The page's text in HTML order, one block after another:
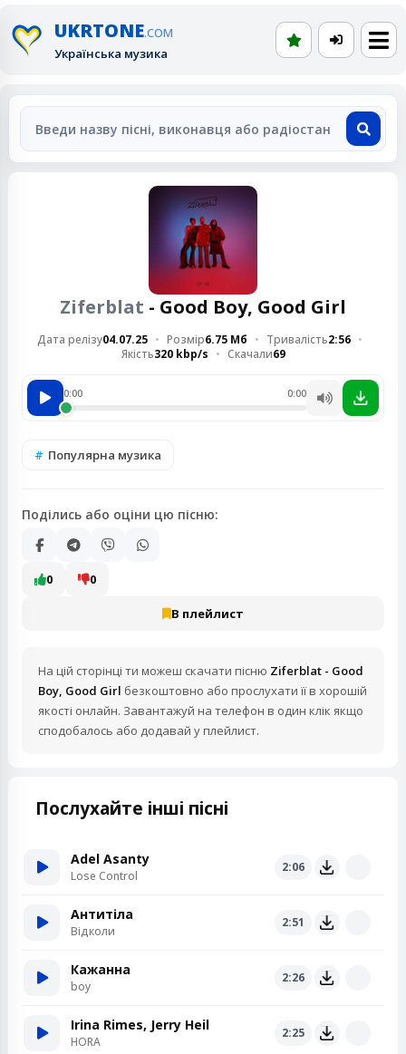
UKRTONE.COM
Українська музика
Ziferblat - Good Boy, Good Girl
Дата релізу04.07.25 Розмір6.75 Мб Тривалість2:56
Якість320 kbp/s Скачали69
0:00 0:00
Популярна музика
Поділись або оціни цю пісню:
0 0
В плейлист
На цій сторінці ти можеш скачати пісню Ziferblat - Good
Boy, Good Girl безкоштовно або прослухати її в хорошій
якості онлайн. Завантажуй на телефон в один клік якщо
сподобалось або додавай у плейлист.
Послухайте інші пісні
Adel Asanty
Lose Control
2:06
Антитіла
Відколи
2:51
Кажанна
boy
2:26
Irina Rimes, Jerry Heil
HORA
2:25